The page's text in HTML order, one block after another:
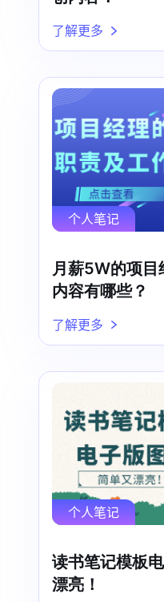
了解更多
个人笔记
月薪5W的项目
内容有哪些？
了解更多
个人笔记
读书笔记模板
漂亮！